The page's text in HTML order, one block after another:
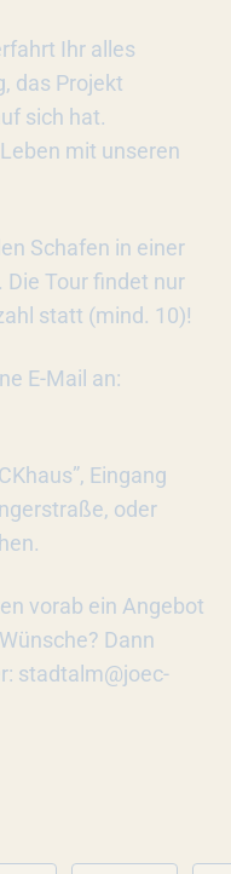
Ihr alles
das Projekt
sich hat.
mit unseren
Schafen in einer
Die Tour findet nur
statt (mind. 10)!
E-Mail an:
Eingang
oder
vorab ein Angebot
Dann
stadtalm@joec-